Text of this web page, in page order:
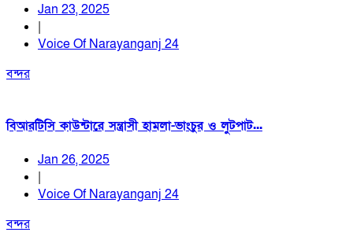
Jan 23, 2025
|
Voice Of Narayanganj 24
বন্দর
বিআরটিসি কাউন্টারে সন্ত্রাসী হামলা-ভাংচুর ও লুটপাট...
Jan 26, 2025
|
Voice Of Narayanganj 24
বন্দর